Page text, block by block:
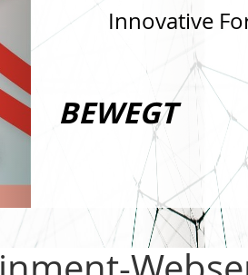
Innovative
BEWEGT